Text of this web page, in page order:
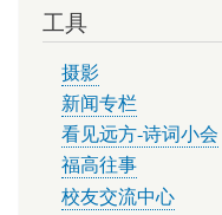
工具
摄影
新闻专栏
看见远方-诗词小会
福高往事
校友交流中心